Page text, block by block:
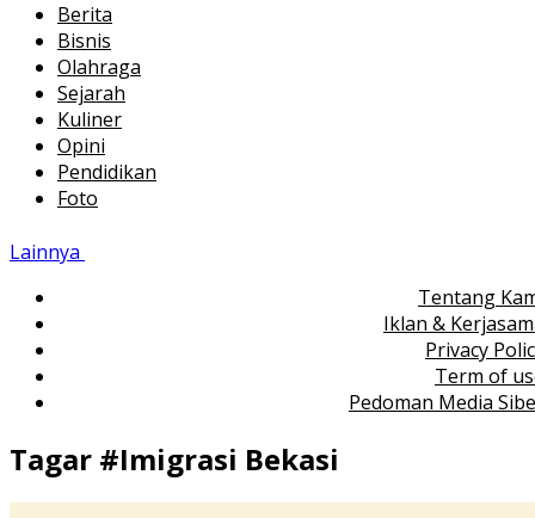
Berita
Bisnis
Olahraga
Sejarah
Kuliner
Opini
Pendidikan
Foto
Lainnya
Tentang
Iklan &
Privacy
Term of
Pedoman Media
Tagar #Imigrasi Bekasi